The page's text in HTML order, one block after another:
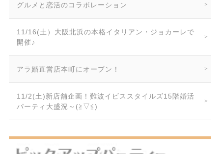
グルメと恋活のコラボレーション
11/16(土）大阪北浜の本格イタリアン・ジョカーレで
開催♪
アラ婚直営店本町にオープン！
11/2(土)新店舗企画！難波イビススタイルズ15階婚活
パーティ大盛況～(≧▽≦)